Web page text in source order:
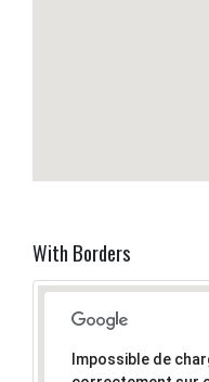
With Borders
Impossible de